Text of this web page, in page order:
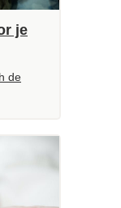
je
de